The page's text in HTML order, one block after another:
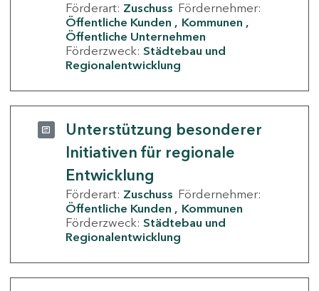
Förderart: Zuschuss Fördernehmer:
Öffentliche Kunden
Kommunen
Öffentliche Unternehmen
Förderzweck: Städtebau und
Regionalentwicklung
Unterstützung besonderer
Initiativen für regionale
Entwicklung
Förderart: Zuschuss Fördernehmer:
Öffentliche Kunden
Kommunen
Förderzweck: Städtebau und
Regionalentwicklung